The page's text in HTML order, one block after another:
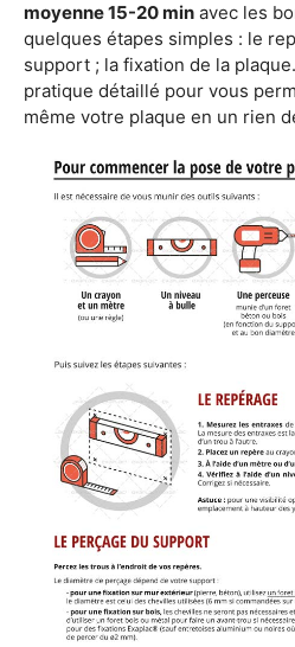
moyenne 15-20 min avec les
quelques étapes simples : le
support ; la fixation de la
pratique détaillé pour vous
même votre plaque en un rien